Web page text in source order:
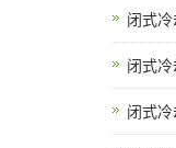
闭式
闭式
闭式